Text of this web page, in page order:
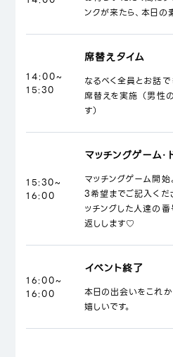
ンクが来たら、本日
14:00~
15:30
席替えタイム
なるべく全員とお話
席替えを実施 （男性
す）
15:30~
16:00
マッチングゲーム
マッチングゲーム開
3希望までご記入くだ
ッチングした人達の
返しします♡
16:00~
16:00
イベント終了
本日の出会いをこれ
嬉しいです。